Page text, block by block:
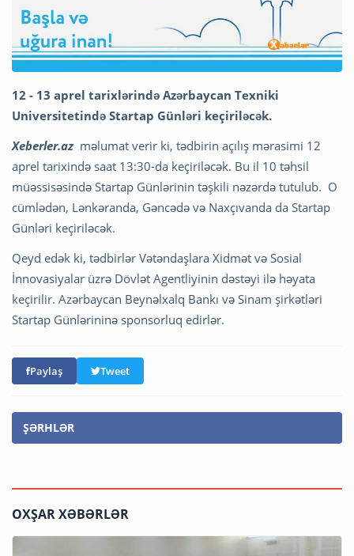
12 - 13 aprel tarixlərində Azərbaycan Texniki
Universitetində Startap Günləri keçiriləcək.
Xeberler.az məlumat verir ki, tədbirin açılış mərasimi 12
aprel tarixində saat 13:30-da keçiriləcək. Bu il 10 təhsil
müəssisəsində Startap Günlərinin təşkili nəzərdə tutulub. O
cümlədən, Lənkəranda, Gəncədə və Naxçıvanda da Startap
Günləri keçiriləcək.
Qeyd edək ki, tədbirlər Vətəndaşlara Xidmət və Sosial
İnnovasiyalar üzrə Dövlət Agentliyinin dəstəyi ilə həyata
keçirilir. Azərbaycan Beynəlxalq Bankı və Sinam şirkətləri
Startap Günlərininə sponsorluq edirlər.
Paylaş Tweet
ŞƏRHLƏR
OXŞAR XƏBƏRLƏR